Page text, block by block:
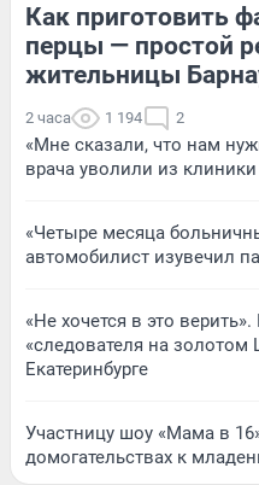
Как приготовить
перцы — простой
жительницы
2 часа 1 194 2
«Мне сказали, что нам
врача уволили из
«Четыре месяца
автомобилист изувечил
«Не хочется в это
«следователя на золотом
Екатеринбурге
Участницу шоу «Мама в
домогательствах к